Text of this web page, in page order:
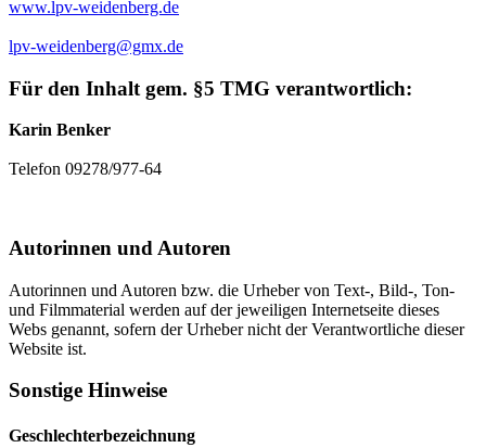
www.lpv-weidenberg.de
lpv-weidenberg@gmx.de
Für den Inhalt gem. §5 TMG verantwortlich:
Karin Benker
Telefon 09278/977-64
Autorinnen und Autoren
Autorinnen und Autoren bzw. die Urheber von Text-, Bild-, Ton-
und Filmmaterial werden auf der jeweiligen Internetseite dieses
Webs genannt, sofern der Urheber nicht der Verantwortliche dieser
Website ist.
Sonstige Hinweise
Geschlechterbezeichnung